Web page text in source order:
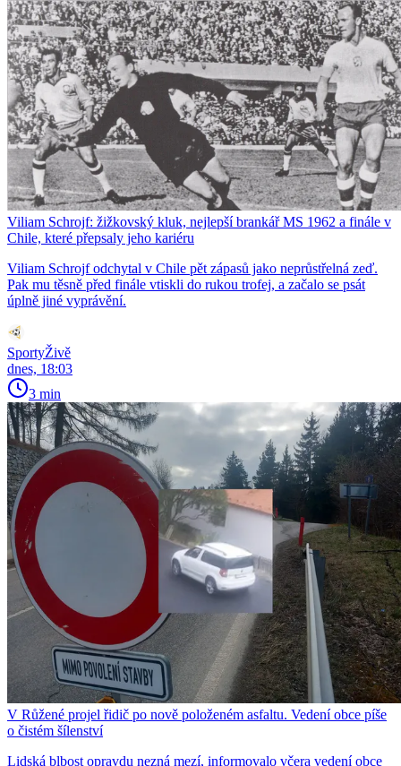
Viliam Schrojf: žižkovský kluk, nejlepší brankář MS 1962 a finále v
Chile, které přepsaly jeho kariéru
Viliam Schrojf odchytal v Chile pět zápasů jako neprůstřelná zeď.
Pak mu těsně před finále vtiskli do rukou trofej, a začalo se psát
úplně jiné vyprávění.
SportyŽivě
dnes, 18:03
3 min
V Růžené projel řidič po nově položeném asfaltu. Vedení obce píše
o čistém šílenství
Lidská blbost opravdu nezná mezí, informovalo včera vedení obce